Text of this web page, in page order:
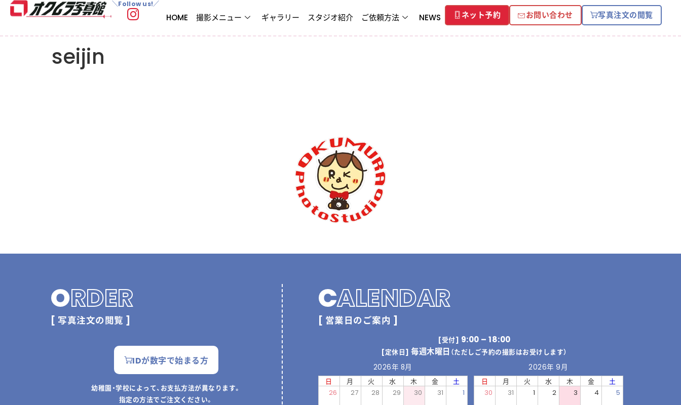
＼Follow us!／
HOME 撮影メニュー ギャラリー スタジオ紹介 ご依頼方法 NEWS ネット予約 お問い合わせ 写真注文の閲覧
seijin
ORDER
[ 写真注文の閲覧 ]
IDが数字で始まる方
幼稚園・学校によって、お支払方法が異なります。
指定の方法でご注文ください。
CALENDAR
[ 営業日のご案内 ]
[受付] 9:00 – 18:00
[定休日]毎週木曜日 （ただしご予約の撮影はお受けします）
2026年 8月
日 月 火 水 木 金
土
26
27 28 29 30 31 1
2026年 9月
日 月 火 水 木 金
土
30
31 1 2 3 4 5